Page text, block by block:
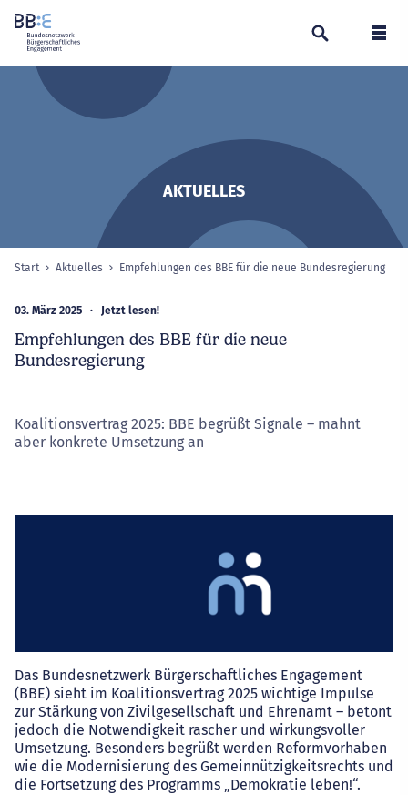
Suchen
AKTUELLES
Sie sind hier:
Start Aktuelles Empfehlungen des BBE für die neue Bundesregierung
03. März 2025 Jetzt lesen!
Empfehlungen des BBE für die neue
Bundesregierung
Koalitionsvertrag 2025: BBE begrüßt Signale – mahnt
aber konkrete Umsetzung an
Das Bundesnetzwerk Bürgerschaftliches Engagement
(BBE) sieht im Koalitionsvertrag 2025 wichtige Impulse
zur Stärkung von Zivilgesellschaft und Ehrenamt – betont
jedoch die Notwendigkeit rascher und wirkungsvoller
Umsetzung. Besonders begrüßt werden Reformvorhaben
wie die Modernisierung des Gemeinnützigkeitsrechts und
die Fortsetzung des Programms „Demokratie leben!“.